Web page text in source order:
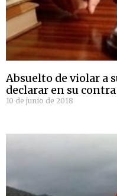
Absuelto de violar a
declarar en su contra
10 de junio de 2018